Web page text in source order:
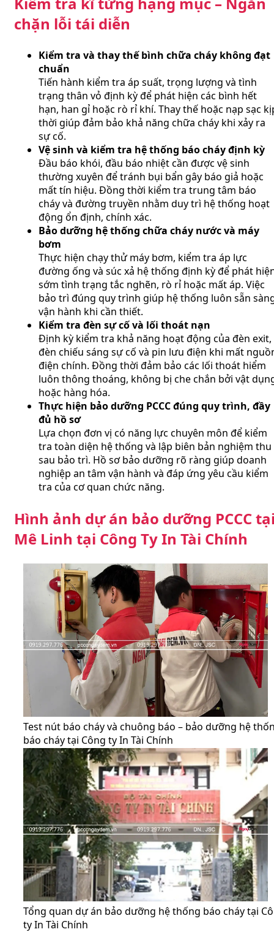
chặn lỗi tái diễn
Kiểm tra và thay thế bình chữa cháy không đạt
chuẩn
Tiến hành kiểm tra áp suất, trọng lượng và tình
trạng thân vỏ định kỳ để phát hiện các bình hết
hạn, han gỉ hoặc rò rỉ khí. Thay thế hoặc nạp sạc
thời giúp đảm bảo khả năng chữa cháy khi xảy ra
sự cố.
Vệ sinh và kiểm tra hệ thống báo cháy định kỳ
Đầu báo khói, đầu báo nhiệt cần được vệ sinh
thường xuyên để tránh bụi bẩn gây báo giả hoặc
mất tín hiệu. Đồng thời kiểm tra trung tâm báo
cháy và đường truyền nhằm duy trì hệ thống hoạt
động ổn định, chính xác.
Bảo dưỡng hệ thống chữa cháy nước và máy
bơm
Thực hiện chạy thử máy bơm, kiểm tra áp lực
đường ống và súc xả hệ thống định kỳ để phát
sớm tình trạng tắc nghẽn, rò rỉ hoặc mất áp. Việc
bảo trì đúng quy trình giúp hệ thống luôn sẵn
vận hành khi cần thiết.
Kiểm tra đèn sự cố và lối thoát nạn
Định kỳ kiểm tra khả năng hoạt động của đèn exit,
đèn chiếu sáng sự cố và pin lưu điện khi mất
điện chính. Đồng thời đảm bảo các lối thoát hiểm
luôn thông thoáng, không bị che chắn bởi vật
hoặc hàng hóa.
Thực hiện bảo dưỡng PCCC đúng quy trình, đầy
đủ hồ sơ
Lựa chọn đơn vị có năng lực chuyên môn để kiểm
tra toàn diện hệ thống và lập biên bản nghiệm thu
sau bảo trì. Hồ sơ bảo dưỡng rõ ràng giúp doanh
nghiệp an tâm vận hành và đáp ứng yêu cầu kiểm
tra của cơ quan chức năng.
Hình ảnh dự án bảo dưỡng PCCC
Mê Linh tại Công Ty In Tài Chính
Test nút báo cháy và chuông báo – bảo dưỡng hệ
báo cháy tại Công ty In Tài Chính
Tổng quan dự án bảo dưỡng hệ thống báo cháy tại
ty In Tài Chính